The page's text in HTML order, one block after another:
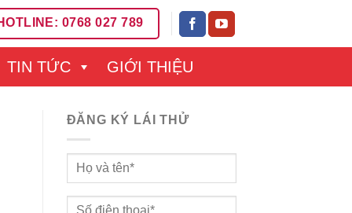
0768 027 789
TIN TỨC GIỚI THIỆU
ĐĂNG KÝ LÁI THỬ